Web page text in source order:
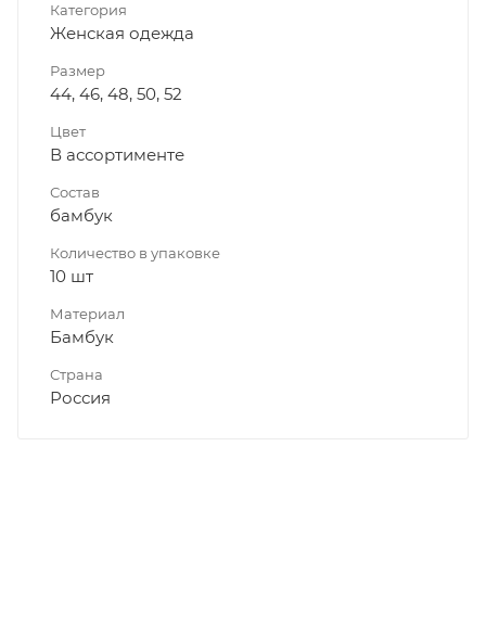
Категория
Женская одежда
Размер
44, 46, 48, 50, 52
Цвет
В ассортименте
Состав
бамбук
Количество в упаковке
10 шт
Материал
Бамбук
Страна
Россия